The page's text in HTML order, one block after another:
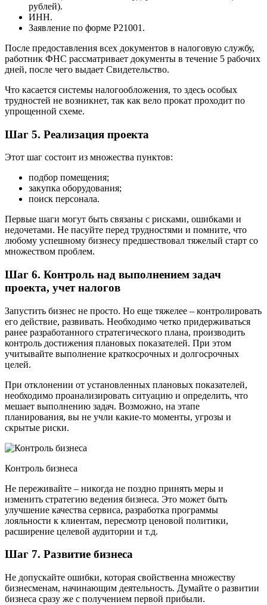
рублей).
ИНН.
Заявление по форме Р21001.
После предоставления всех документов в налоговую службу,
работник ФНС рассматривает документы в течение 5 рабочих
дней, после чего выдает Свидетельство.
Что касается системы налогообложения, то здесь особых
трудностей не возникнет, так как вело прокат проходит по
упрощенной схеме.
Шаг 5. Реализация проекта
Этот шаг состоит из множества пунктов:
подбор помещения;
закупка оборудования;
поиск персонала.
Первые шаги могут быть связаны с рисками, ошибками и
недочетами. Не пасуйте перед трудностями и помните, что
любому успешному бизнесу предшествовал тяжелый старт со
множеством проблем.
Шаг 6. Контроль над выполнением задач
проекта, учет налогов
Запустить бизнес не просто. Но еще тяжелее – контролировать
его действие, развивать. Необходимо четко придерживаться
ранее разработанного стратегического плана, производить
контроль достижения плановых показателей. При этом
учитывайте выполнение краткосрочных и долгосрочных
целей.
При отклонении от установленных плановых показателей,
необходимо проанализировать ситуацию и определить, что
мешает выполнению задач. Возможно, на этапе
планирования, вы не учли какие-то моменты, угрозы и
скрытые риски.
Контроль бизнеса
Не переживайте – никогда не поздно принять меры и
изменить стратегию ведения бизнеса. Это может быть
улучшение качества сервиса, разработка программы
лояльности к клиентам, пересмотр ценовой политики,
расширение целевой аудитории и т.д.
Шаг 7. Развитие бизнеса
Не допускайте ошибки, которая свойственна множеству
бизнесменам, начинающим деятельность. Думайте о развитии
бизнеса сразу же с получением первой прибыли.